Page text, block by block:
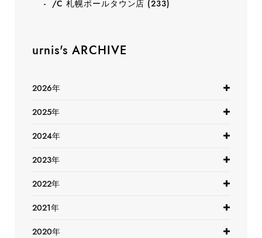
/C 札幌ポールタウン店 (233)
urnis's ARCHIVE
2026年
2025年
2024年
2023年
2022年
2021年
2020年